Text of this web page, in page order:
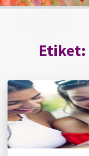
Etiket: